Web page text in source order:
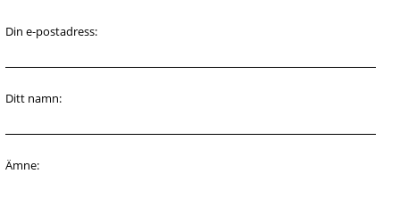
Din e-postadress:
Ditt namn:
Ämne: